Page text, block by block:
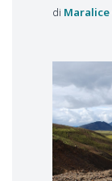
Maralice